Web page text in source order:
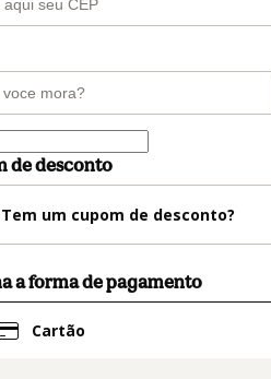
de desconto
Tem um cupom de desconto?
a forma de pagamento
Cartão